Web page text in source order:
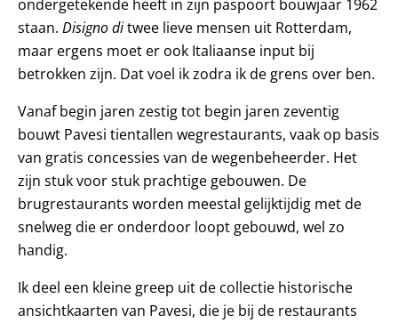
ondergetekende heeft in zijn paspoort bouwjaar 1962
staan. Disigno ditwee lieve mensen uit Rotterdam,
maar ergens moet er ook Italiaanse input bij
betrokken zijn. Dat voel ik zodra ik de grens over ben.
Vanaf begin jaren zestig tot begin jaren zeventig
bouwt Pavesi tientallen wegrestaurants, vaak op basis
van gratis concessies van de wegenbeheerder. Het
zijn stuk voor stuk prachtige gebouwen. De
brugrestaurants worden meestal gelijktijdig met de
snelweg die er onderdoor loopt gebouwd, wel zo
handig.
Ik deel een kleine greep uit de collectie historische
ansichtkaarten van Pavesi, die je bij de restaurants